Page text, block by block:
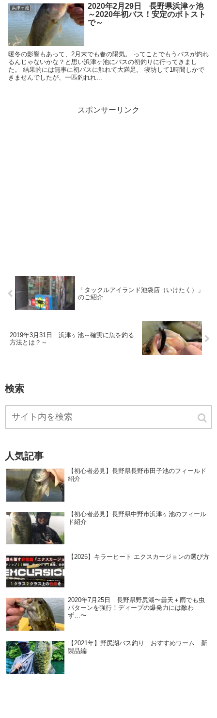
浜津ヶ池
2020年2月29日 長野県浜津ヶ池
～2020年初バス！安定のボトスト
で～
暖冬の影響もあって、2月末でも春の陽気。 ってことでもうバスが釣れ
るんじゃないかな？と思い浜津ヶ池にバスの初釣りに行ってきまし
た。 結果的には無事に初バスに触れて大満足。 寝坊して1時間しかで
きませんでしたが、一匹釣れれ...
スポンサーリンク
「タックルアイランド池袋店（いけたく）」
のご紹介
2019年3月31日 浜津ヶ池～確実に魚を釣る
方法とは？～
検索
人気記事
【初心者必見】長野県長野市田子池のフィールド
紹介
【初心者必見】長野県中野市浜津ヶ池のフィール
ド紹介
【2025】キラーヒート エクスカージョンの選び方
2020年7月25日 長野県野尻湖〜曇天＋雨でも虫
パターンを強行！ディープの爆発力には敵わ
ず…〜
【2021年】野尻湖バス釣り おすすめワーム 新
製品編